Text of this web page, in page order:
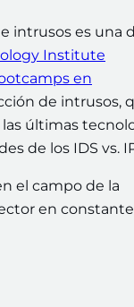
intrusos es una
Institute
en
de intrusos,
últimas
de los IDS vs.
el campo de la
en constante